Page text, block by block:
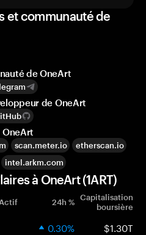
et communauté de
de OneArt
de OneArt
OneArt
scan.meter.io
etherscan.io
intel.arkm.com
à OneArt (1ART)
Actif 24h % Capitalisation
boursière
0.30% $1.30T